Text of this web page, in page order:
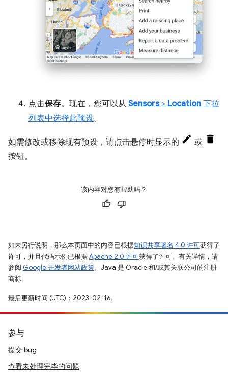
点击保存。现在，您可以从 Sensors> Location 下拉
列表中选择此预设。
如需修改或移除现有预设，请点击悬停时显示的
或
按钮。
该内容对您有帮助吗？
如未另行说明，那么本页面中的内容已根据知识共享署名 4.0 许可获得了
许可，并且代码示例已根据Apache 2.0 许可获得了许可。有关详情，请
参阅 Google 开发者网站政策。Java 是 Oracle 和/或其关联公司的注册
商标。
最后更新时间 (UTC)：2023-02-16。
参与
提交 bug
查看未处理完毕的问题